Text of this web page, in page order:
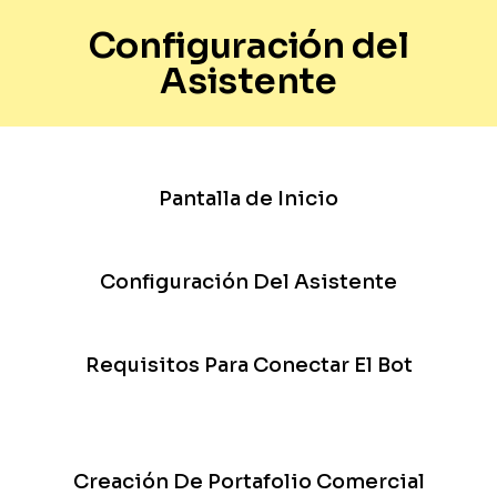
Configuración del
Asistente
Pantalla de Inicio
Configuración Del Asistente
Requisitos Para Conectar El Bot
Creación De Portafolio Comercial